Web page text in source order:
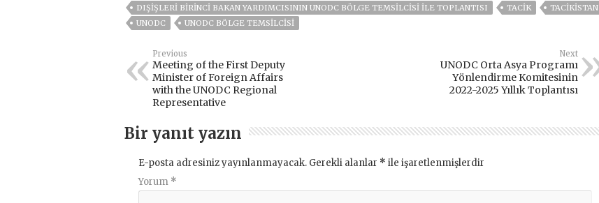
DIŞIŞLERI BIRINCI BAKAN YARDIMCISININ UNODC BÖLGE TEMSILCISI ILE TOPLANTISI
TACİK
TACİKİSTAN
UNODC
UNODC BÖLGE TEMSILCISI
Previous
Meeting of the First Deputy
Minister of Foreign Affairs
with the UNODC Regional
Representative
Next
UNODC Orta Asya Programı
Yönlendirme Komitesinin
2022-2025 Yıllık Toplantısı
Bir yanıt yazın
E-posta adresiniz yayınlanmayacak. Gerekli alanlar * ile işaretlenmişlerdir
Yorum *